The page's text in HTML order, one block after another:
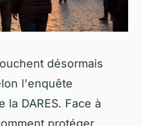
désormais
l'enquête
DARES. Face à